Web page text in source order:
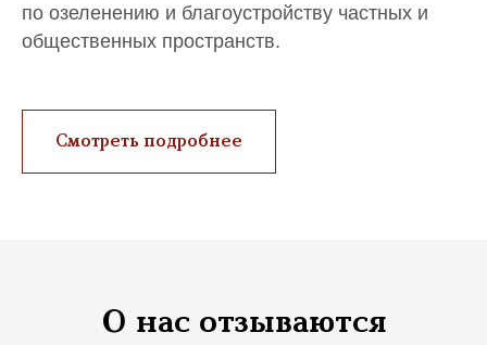
по озеленению и благоустройству частных и
общественных пространств.
Смотреть подробнее
О нас отзываются